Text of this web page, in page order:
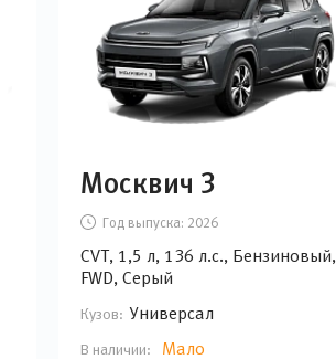
Москвич 3
Год выпуска: 2026
CVT, 1,5 л, 136 л.с., Бензиновый,
FWD, Серый
Кузов: Универсал
В наличии: Мало